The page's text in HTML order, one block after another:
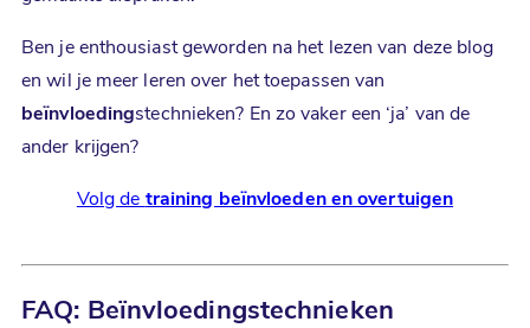
Ben je enthousiast geworden na het lezen van deze blog
en wil je meer leren over het toepassen van
beïnvloedingstechnieken? En zo vaker een ‘ja’ van de
ander krijgen?
Volg de training beïnvloeden en overtuigen
FAQ: Beïnvloedingstechnieken